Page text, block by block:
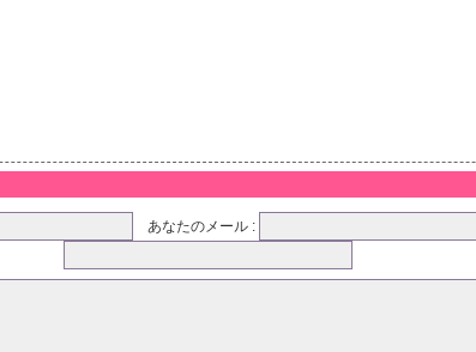
あなたのメール :